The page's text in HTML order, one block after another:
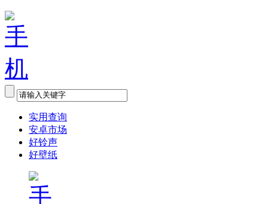
实用查询
安卓市场
好铃声
好壁纸